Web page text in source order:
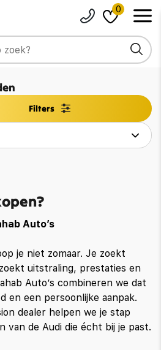
0
Filters
Auto’s
je niet zomaar. Je zoekt
uitstraling, prestaties en
Auto’s combineren we dat
en een persoonlijke aanpak.
dealer helpen we je stap
van de Audi die écht bij je past.